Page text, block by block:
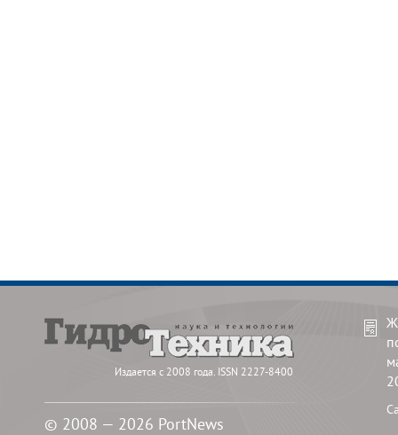
Издается с 2008 года. ISSN 2227-8400
© 2008 — 2026 PortNews